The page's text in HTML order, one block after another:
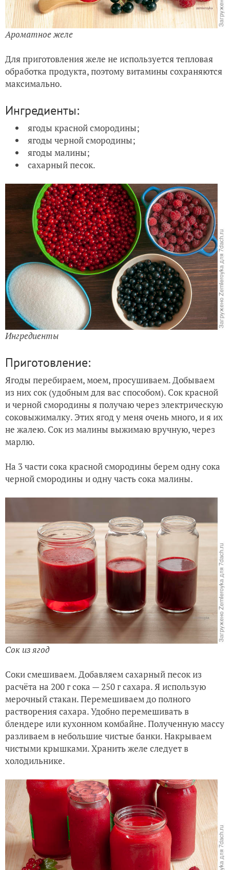
Ароматное желе
Для приготовления желе не используется тепловая
обработка продукта, поэтому витамины сохраняются
максимально.
Ингредиенты:
ягоды красной смородины;
ягоды черной смородины;
ягоды малины;
сахарный песок.
Ингредиенты
Приготовление:
Ягоды перебираем, моем, просушиваем. Добываем
из них сок (удобным для вас способом). Сок красной
и черной смородины я получаю через электрическую
соковыжималку. Этих ягод у меня очень много, и я их
не жалею. Сок из малины выжимаю вручную, через
марлю.
На 3 части сока красной смородины берем одну сока
черной смородины и одну часть сока малины.
Сок из ягод
Соки смешиваем. Добавляем сахарный песок из
расчёта на 200 г сока — 250 г сахара. Я использую
мерочный стакан. Перемешиваем до полного
растворения сахара. Удобно перемешивать в
блендере или кухонном комбайне. Полученную массу
разливаем в небольшие чистые банки. Накрываем
чистыми крышками. Хранить желе следует в
холодильнике.